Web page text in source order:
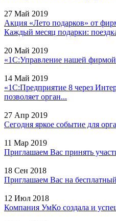
27 Май 2019
Акция «Лето подарков» от
Каждый месяц подарки:
20 Май 2019
«1С:Управление нашей
14 Май 2019
«1С:Предприятие 8 через
позволяет орган...
27 Апр 2019
Сегодня яркое событие для
11 Мар 2019
Приглашаем Вас принять
18 Сен 2018
Приглашаем Вас на
12 Июл 2018
Компания УмКо создала и